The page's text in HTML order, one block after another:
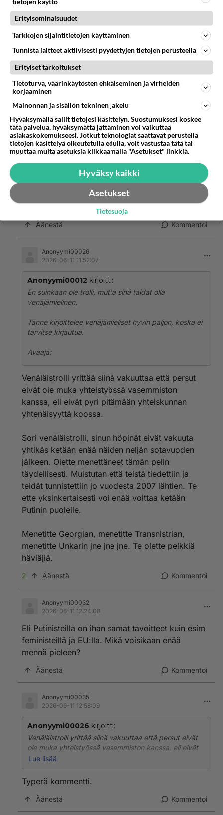
kuin kyseisen trollin pyrkimys saada suomalaiset
tappelemaan keskenään oikeistosta ja
vasemmistosta. Älkää haksahtako venäläistrollien
ansoihin! Heidän aktiivinen pyrkimys on saada
ihmiset riitelemään keskenään. Siksi he esiintyvät
vuoroin vasemmistona, vuoroin oikeistona!
3 Äänestä Kommentoi
Anonyymi00012
2026-06-10 20:03:42
En suinkaan ole trolli, mutta sinä taidat olla
venäjämielinen.
Tänne kirjoittelee venäjämieliset hyvin paljon,
koska ei tarvitse kirjautua.
Avaaja:
Äänestä Kommentoi
Anonyymi00026
2026-06-11 11:52:07
Anonyymi00012 kirjoitti:
En suinkaan ole trolli, mutta sinä taidat olla
venäjämielinen.
Tänne kirjoittelee venäjämieliset hyvin paljon, koska ei
tarvitse kirjautua.
Avaaja:
Venäläistrolli yrittää siinä vakuuttaa että persut
eivät ole muka yhteistyössä vasemmiston
kanssa, eli eivät pyri pitämään yhteiskunnan
yhtenäisyyttä koossa.
Sori venäläistrolli, sinun höpinät eivät vakuuta
yhtikäs ketään enää näiden neljän sotavuoden
jälkeen. Olette menettäneet tämän pelin
täydellisesti. Muistutan että teistä tiedettiin ja
teidät tunnistettiin jo vuodesta 2007 lähtien. Te
ette yksinkertaisesti voi enää voittaa ketään
Putinin puolelle.
Menetitte Georgian, menetitte Transnistrian,
menetitte Unkarin jne jne jne. Te olette pelkkiä
häviäjiä.
2 Äänestä Kommentoi
Anonyymi00032
2026-06-11 12:24:08
Eli Putinisteilla on ihan samat tavoitteet kuin esim
feministeillä ja EU:lla. Mikä voisikaan enää
mennä pieleen?
Äänestä Kommentoi
Anonyymi00035
2026-06-11 12:58:09
Anonyymi00026 kirjoitti:
Venäläistrolli yrittää siinä vakuuttaa että persut eivät
ole muka yhteistyössä vasemmiston kanssa, eli eivät
pyri pitämään yhteiskunnan yhtenäisyyttä koossa.
Sori venäläistrolli, sinun höpinät eivät vakuuta yhtikäs
ketään enää näiden neljän sotavuoden jälkeen. Olette
menettäneet tämän pelin täydellisesti. Muistutan että
Lue lisää
Typerä kommentti.
Äänestä Kommentoi
tietojen käyttö
Erityisominaisuudet
Tarkkojen sijaintitietojen käyttäminen
Tunnista laitteet aktiivisesti pyydettyjen tietojen perusteella
Erityiset tarkoitukset
Tietoturva, väärinkäytösten ehkäiseminen ja virheiden
korjaaminen
Mainonnan ja sisällön tekninen jakelu
Hyväksymällä sallit tietojesi käsittelyn. Suostumuksesi koskee
tätä palvelua, hyväksymättä jättäminen voi vaikuttaa
asiakaskokemukseesi. Jotkut teknologiat saattavat perustella
tietojen käsittelyä oikeutetulla edulla, voit vastustaa tätä tai
muuttaa muita asetuksia klikkaamalla "Asetukset" linkkiä.
Hyväksy kaikki
Asetukset
Tietosuoja